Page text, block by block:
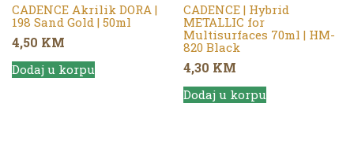
CADENCE Akrilik DORA |
198 Sand Gold | 50ml
4,50 KM
Dodaj u korpu
CADENCE | Hybrid
METALLIC for
Multisurfaces 70ml | HM-
820 Black
4,30 KM
Dodaj u korpu